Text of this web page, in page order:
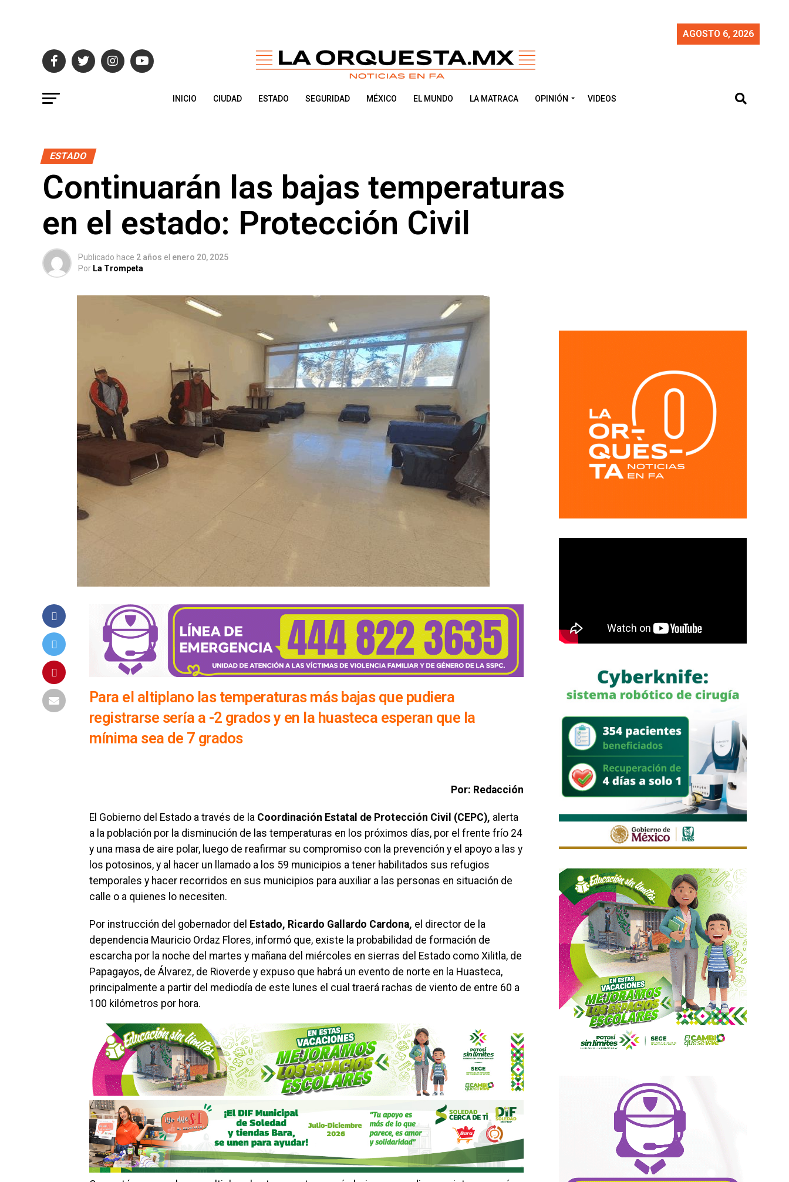
AGOSTO 6, 2026
INICIO CIUDAD ESTADO SEGURIDAD MÉXICO EL MUNDO LA MATRACA OPINIÓN VIDEOS
ESTADO
Continuarán las bajas temperaturas
en el estado: Protección Civil
Publicado hace 2 años el enero 20, 2025
Por La Trompeta
Para el altiplano las temperaturas más bajas que pudiera
registrarse sería a -2 grados y en la huasteca esperan que la
mínima sea de 7 grados
Por: Redacción
El Gobierno del Estado a través de la Coordinación Estatal de Protección Civil (CEPC), alerta
a la población por la disminución de las temperaturas en los próximos días, por el frente frío 24
y una masa de aire polar, luego de reafirmar su compromiso con la prevención y el apoyo a las y
los potosinos, y al hacer un llamado a los 59 municipios a tener habilitados sus refugios
temporales y hacer recorridos en sus municipios para auxiliar a las personas en situación de
calle o a quienes lo necesiten.
Por instrucción del gobernador del Estado, Ricardo Gallardo Cardona, el director de la
dependencia Mauricio Ordaz Flores, informó que, existe la probabilidad de formación de
escarcha por la noche del martes y mañana del miércoles en sierras del Estado como Xilitla, de
Papagayos, de Álvarez, de Rioverde y expuso que habrá un evento de norte en la Huasteca,
principalmente a partir del mediodía de este lunes el cual traerá rachas de viento de entre 60 a
100 kilómetros por hora.